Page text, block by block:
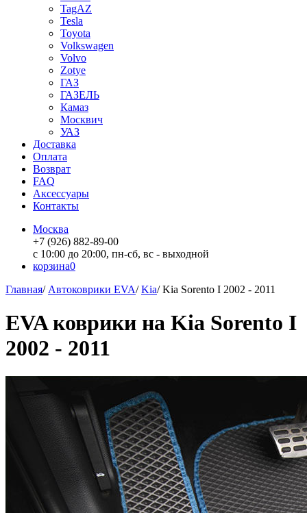
TagAZ
Tesla
Toyota
Volkswagen
Volvo
Zotye
ГАЗ
ГАЗЕЛЬ
Камаз
Москвич
УАЗ
Доставка
Оплата
Возврат
FAQ
Аксессуары
Контакты
Москва
+7 (926) 882-89-00
с 10:00 до 20:00, пн-сб, вс - выходной
корзина0
Главная/ Автоковрики EVA/Kia/Kia Sorento I 2002 - 2011
EVA коврики на Kia Sorento I
2002 - 2011